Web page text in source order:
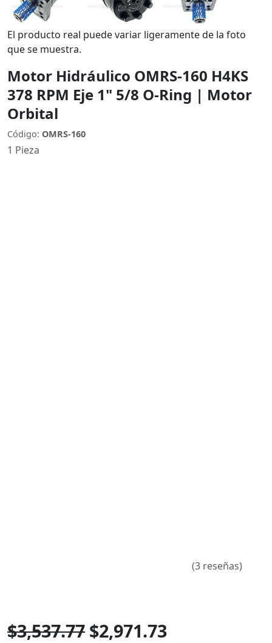
El producto real puede variar ligeramente de la foto
que se muestra.
Motor Hidráulico OMRS-160 H4KS
378 RPM Eje 1" 5/8 O-Ring | Motor
Orbital
Código: OMRS-160
1 Pieza
(3 reseñas)
$3,537.77 $2,971.73